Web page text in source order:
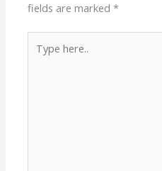
fields are marked*
here..